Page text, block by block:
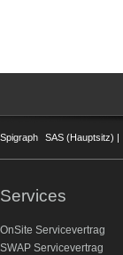
Spigraph SAS (Hauptsitz) |
Services
OnSite Servicevertrag
SWAP Servicevertrag